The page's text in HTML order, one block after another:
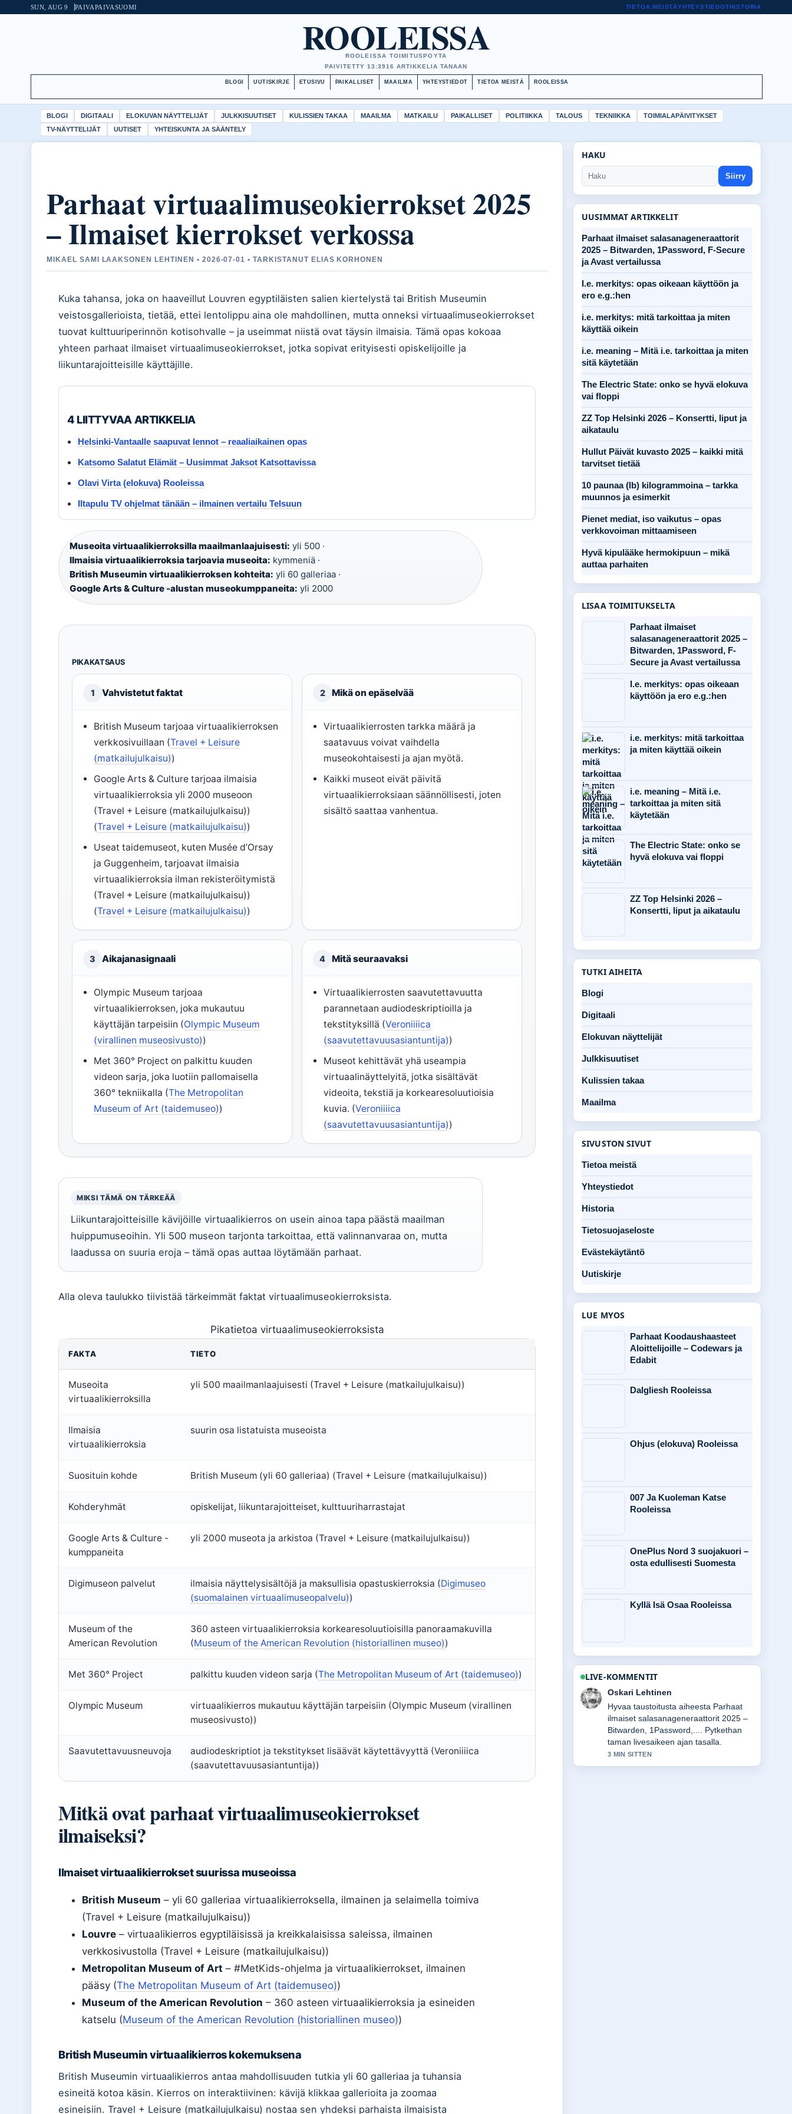
SUN, AUG 9 PAIVAPAIVASUOMI TIETOA MEISTÄYHTEYSTIEDOTHISTORIA
ROOLEISSA
ROOLEISSA TOIMITUSPOYTA
PAIVITETTY 13:3916 ARTIKKELIA TANAAN
BLOGI UUTISKIRJE ETUSIVU PAIKALLISET MAAILMA YHTEYSTIEDOT TIETOA MEISTÄ ROOLEISSA
BLOGI DIGITAALI ELOKUVAN NÄYTTELIJÄT JULKKISUUTISET KULISSIEN TAKAA MAAILMA MATKAILU PAIKALLISET POLITIIKKA TALOUS TEKNIIKKA
TOIMIALAPÄIVITYKSET
TV-NÄYTTELIJÄT
UUTISET YHTEISKUNTA JA SÄÄNTELY
Parhaat virtuaalimuseokierrokset 2025
– Ilmaiset kierrokset verkossa
MIKAEL SAMI LAAKSONEN LEHTINEN • 2026-07-01 • TARKISTANUT ELIAS KORHONEN
Kuka tahansa, joka on haaveillut Louvren egyptiläisten salien kiertelystä tai British Museumin
veistosgallerioista, tietää, ettei lentolippu aina ole mahdollinen, mutta onneksi virtuaalimuseokierrokset
tuovat kulttuuriperinnön kotisohvalle – ja useimmat niistä ovat täysin ilmaisia. Tämä opas kokoaa
yhteen parhaat ilmaiset virtuaalimuseokierrokset, jotka sopivat erityisesti opiskelijoille ja
liikuntarajoitteisille käyttäjille.
4 LIITTYVAA ARTIKKELIA
Helsinki-Vantaalle saapuvat lennot – reaaliaikainen opas
Katsomo Salatut Elämät – Uusimmat Jaksot Katsottavissa
Olavi Virta (elokuva) Rooleissa
Iltapulu TV ohjelmat tänään – ilmainen vertailu Telsuun
Museoita virtuaalikierroksilla maailmanlaajuisesti: yli 500 ·
Ilmaisia virtuaalikierroksia tarjoavia museoita: kymmeniä ·
British Museumin virtuaalikierroksen kohteita: yli 60 galleriaa ·
Google Arts & Culture -alustan museokumppaneita: yli 2000
PIKAKATSAUS
1 Vahvistetut faktat
British Museum tarjoaa virtuaalikierroksen
verkkosivuillaan (Travel + Leisure
(matkailujulkaisu))
Google Arts & Culture tarjoaa ilmaisia
virtuaalikierroksia yli 2000 museoon
(Travel + Leisure (matkailujulkaisu))
(Travel + Leisure (matkailujulkaisu))
Useat taidemuseot, kuten Musée d’Orsay
ja Guggenheim, tarjoavat ilmaisia
virtuaalikierroksia ilman rekisteröitymistä
(Travel + Leisure (matkailujulkaisu))
(Travel + Leisure (matkailujulkaisu))
2 Mikä on epäselvää
Virtuaalikierrosten tarkka määrä ja
saatavuus voivat vaihdella
museokohtaisesti ja ajan myötä.
Kaikki museot eivät päivitä
virtuaalikierroksiaan säännöllisesti, joten
sisältö saattaa vanhentua.
3 Aikajanasignaali
Olympic Museum tarjoaa
virtuaalikierroksen, joka mukautuu
käyttäjän tarpeisiin (Olympic Museum
(virallinen museosivusto))
Met 360° Project on palkittu kuuden
videon sarja, joka luotiin pallomaisella
360° tekniikalla (The Metropolitan
Museum of Art (taidemuseo))
4 Mitä seuraavaksi
Virtuaalikierrosten saavutettavuutta
parannetaan audiodeskriptioilla ja
tekstityksillä (Veroniiiica
(saavutettavuusasiantuntija))
Museot kehittävät yhä useampia
virtuaalinäyttelyitä, jotka sisältävät
videoita, tekstiä ja korkearesoluutioisia
kuvia. (Veroniiiica
(saavutettavuusasiantuntija))
MIKSI TÄMÄ ON TÄRKEÄÄ
Liikuntarajoitteisille kävijöille virtuaalikierros on usein ainoa tapa päästä maailman
huippumuseoihin. Yli 500 museon tarjonta tarkoittaa, että valinnanvaraa on, mutta
laadussa on suuria eroja – tämä opas auttaa löytämään parhaat.
Alla oleva taulukko tiivistää tärkeimmät faktat virtuaalimuseokierroksista.
Pikatietoa virtuaalimuseokierroksista
FAKTA TIETO
Museoita
virtuaalikierroksilla
yli 500 maailmanlaajuisesti (Travel + Leisure (matkailujulkaisu))
Ilmaisia
virtuaalikierroksia
suurin osa listatuista museoista
Suosituin kohde British Museum (yli 60 galleriaa) (Travel + Leisure (matkailujulkaisu))
Kohderyhmät opiskelijat, liikuntarajoitteiset, kulttuuriharrastajat
Google Arts & Culture -
kumppaneita
yli 2000 museota ja arkistoa (Travel + Leisure (matkailujulkaisu))
Digimuseon palvelut ilmaisia näyttelysisältöjä ja maksullisia opastuskierroksia (Digimuseo
(suomalainen virtuaalimuseopalvelu))
Museum of the
American Revolution
360 asteen virtuaalikierroksia korkearesoluutioisilla panoraamakuvilla
(Museum of the American Revolution (historiallinen museo))
Met 360° Project palkittu kuuden videon sarja (The Metropolitan Museum of Art (taidemuseo))
Olympic Museum
virtuaalikierros mukautuu käyttäjän tarpeisiin (Olympic Museum (virallinen
museosivusto))
Saavutettavuusneuvoja
audiodeskriptiot ja tekstitykset lisäävät käytettävyyttä (Veroniiiica
(saavutettavuusasiantuntija))
Mitkä ovat parhaat virtuaalimuseokierrokset
ilmaiseksi?
Ilmaiset virtuaalikierrokset suurissa museoissa
British Museum – yli 60 galleriaa virtuaalikierroksella, ilmainen ja selaimella toimiva
(Travel + Leisure (matkailujulkaisu))
Louvre – virtuaalikierros egyptiläisissä ja kreikkalaisissa saleissa, ilmainen
verkkosivustolla (Travel + Leisure (matkailujulkaisu))
Metropolitan Museum of Art – #MetKids-ohjelma ja virtuaalikierrokset, ilmainen
pääsy (The Metropolitan Museum of Art (taidemuseo))
Museum of the American Revolution – 360 asteen virtuaalikierroksia ja esineiden
katselu (Museum of the American Revolution (historiallinen museo))
British Museumin virtuaalikierros kokemuksena
British Museumin virtuaalikierros antaa mahdollisuuden tutkia yli 60 galleriaa ja tuhansia
esineitä kotoa käsin. Kierros on interaktiivinen: kävijä klikkaa gallerioita ja zoomaa
esineisiin. Travel + Leisure (matkailujulkaisu) nostaa sen yhdeksi parhaista ilmaisista
HAKU
Siirry
UUSIMMAT ARTIKKELIT
Parhaat ilmaiset salasanageneraattorit
2025 – Bitwarden, 1Password, F-Secure
ja Avast vertailussa
I.e. merkitys: opas oikeaan käyttöön ja
ero e.g.:hen
i.e. merkitys: mitä tarkoittaa ja miten
käyttää oikein
i.e. meaning – Mitä i.e. tarkoittaa ja miten
sitä käytetään
The Electric State: onko se hyvä elokuva
vai floppi
ZZ Top Helsinki 2026 – Konsertti, liput ja
aikataulu
Hullut Päivät kuvasto 2025 – kaikki mitä
tarvitset tietää
10 paunaa (lb) kilogrammoina – tarkka
muunnos ja esimerkit
Pienet mediat, iso vaikutus – opas
verkkovoiman mittaamiseen
Hyvä kipulääke hermokipuun – mikä
auttaa parhaiten
LISAA TOIMITUKSELTA
Parhaat ilmaiset
salasanageneraattorit 2025 –
Bitwarden, 1Password, F-
Secure ja Avast vertailussa
I.e. merkitys: opas oikeaan
käyttöön ja ero e.g.:hen
i.e. merkitys: mitä tarkoittaa
ja miten käyttää oikein
i.e. meaning – Mitä i.e.
tarkoittaa ja miten sitä
käytetään
The Electric State: onko se
hyvä elokuva vai floppi
ZZ Top Helsinki 2026 –
Konsertti, liput ja aikataulu
TUTKI AIHEITA
Blogi
Digitaali
Elokuvan näyttelijät
Julkkisuutiset
Kulissien takaa
Maailma
SIVUSTON SIVUT
Tietoa meistä
Yhteystiedot
Historia
Tietosuojaseloste
Evästekäytäntö
Uutiskirje
LUE MYOS
Parhaat Koodaushaasteet
Aloittelijoille – Codewars ja
Edabit
Dalgliesh Rooleissa
Ohjus (elokuva) Rooleissa
007 Ja Kuoleman Katse
Rooleissa
OnePlus Nord 3 suojakuori –
osta edullisesti Suomesta
Kyllä Isä Osaa Rooleissa
LIVE-KOMMENTIT
Sanni Heikkinen
Raportointi I.e. merkitys: opas oikeaan
käyttöön ja ero...-aiheesta tuntuu
luotettavalta ja helppolukuiselta.
5 MIN SITTEN